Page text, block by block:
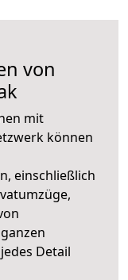
von
mit
können
einschließlich
Detail